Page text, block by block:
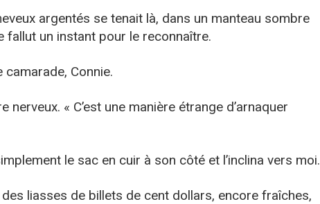
argentés se tenait là, dans un manteau sombre
fallut un instant pour le reconnaître.
camarade, Connie.
nerveux. « C’est une manière étrange d’arnaquer
le sac en cuir à son côté et l’inclina vers moi.
des liasses de billets de cent dollars, encore fraîches,